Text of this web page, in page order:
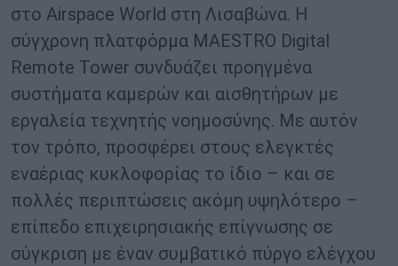
στο Airspace World στη Λισαβώνα. Η
σύγχρονη πλατφόρμα MAESTRO Digital
Remote Tower συνδυάζει προηγμένα
συστήματα καμερών και αισθητήρων με
εργαλεία τεχνητής νοημοσύνης. Με αυτόν
τον τρόπο, προσφέρει στους ελεγκτές
εναέριας κυκλοφορίας το ίδιο – και σε
πολλές περιπτώσεις ακόμη υψηλότερο –
επίπεδο επιχειρησιακής επίγνωσης σε
σύγκριση με έναν συμβατικό πύργο ελέγχου